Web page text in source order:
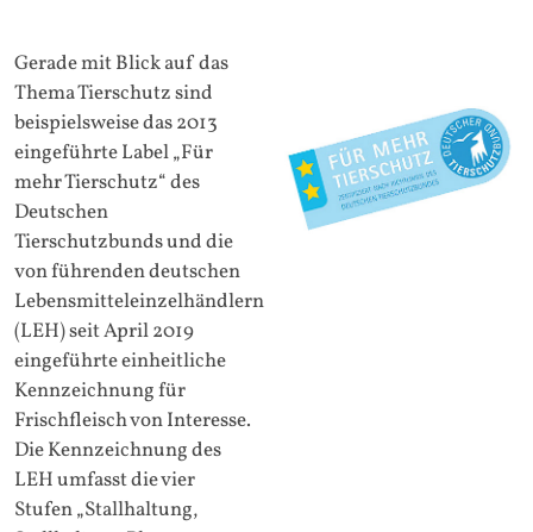
Gerade mit Blick auf das
Thema Tierschutz sind
beispielsweise das 2013
eingeführte Label „Für
mehr Tierschutz“ des
Deutschen
Tierschutzbunds und die
von führenden deutschen
Lebensmitteleinzelhändlern
(LEH) seit April 2019
eingeführte einheitliche
Kennzeichnung für
Frischfleisch von Interesse.
Die Kennzeichnung des
LEH umfasst die vier
Stufen „Stallhaltung,